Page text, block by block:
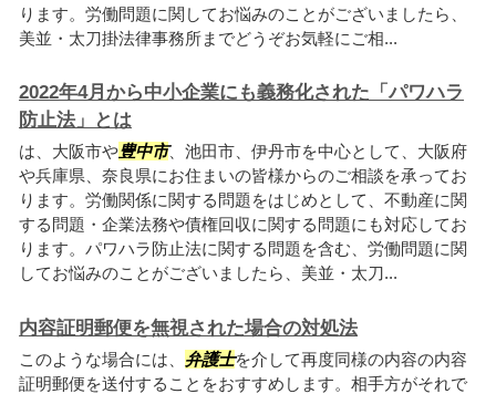
ります。労働問題に関してお悩みのことがございましたら、
美並・太刀掛法律事務所までどうぞお気軽にご相...
2022年4月から中小企業にも義務化された「パワハラ
防止法」とは
は、大阪市や豊中市、池田市、伊丹市を中心として、大阪府
や兵庫県、奈良県にお住まいの皆様からのご相談を承ってお
ります。労働関係に関する問題をはじめとして、不動産に関
する問題・企業法務や債権回収に関する問題にも対応してお
ります。パワハラ防止法に関する問題を含む、労働問題に関
してお悩みのことがございましたら、美並・太刀...
内容証明郵便を無視された場合の対処法
このような場合には、 弁護士を介して再度同様の内容の内容
証明郵便を送付することをおすすめします。相手方がそれで